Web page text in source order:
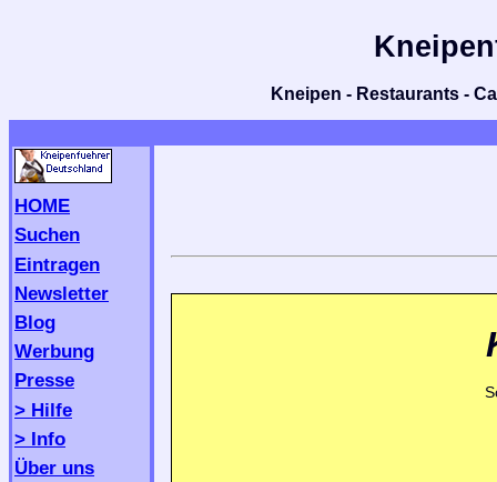
Kneipen - Restaurants -
HOME
Suchen
Eintragen
Newsletter
Blog
Werbung
Presse
> Hilfe
> Info
Über uns